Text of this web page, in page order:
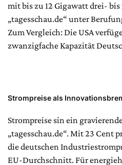
mit bis zu 12 Gigawatt drei-
„tagesschau.de“ unter
Zum Vergleich: Die USA
zwanzigfache Kapazität
Strompreise als
Strompreise sin ein
„tagesschau.de“. Mit 23 Cent
die deutschen
EU-Durchschnitt. Für